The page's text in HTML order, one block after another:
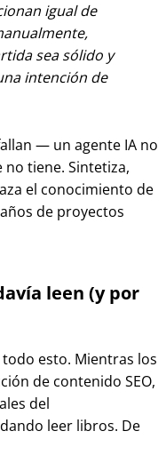
igual de
sea sólido y
intención de
— un agente IA no
tiene. Sintetiza,
el conocimiento de
de proyectos
leen (y por
esto. Mientras los
de contenido SEO,
del
leer libros. De